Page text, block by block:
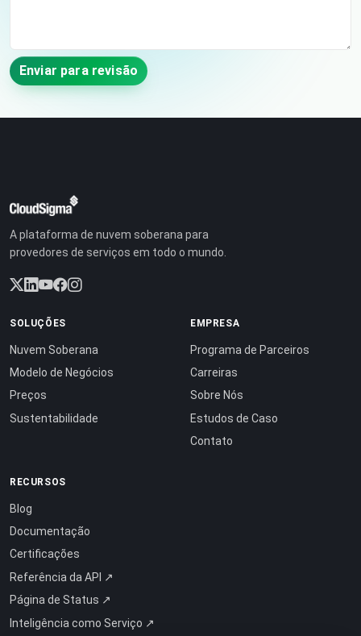
Enviar para revisão
A plataforma de nuvem soberana para
provedores de serviços em todo o mundo.
SOLUÇÕES
Nuvem Soberana
Modelo de Negócios
Preços
Sustentabilidade
EMPRESA
Programa de Parceiros
Carreiras
Sobre Nós
Estudos de Caso
Contato
RECURSOS
Blog
Documentação
Certificações
Referência da API ↗
Página de Status ↗
Inteligência como Serviço ↗